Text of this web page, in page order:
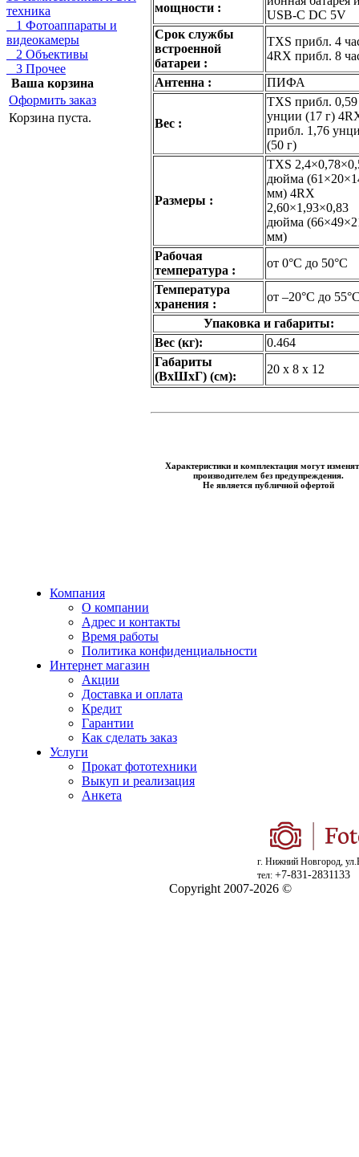
техника
1 Фотоаппараты и
видеокамеры
2 Объективы
3 Прочее
Ваша корзина
Оформить заказ
Корзина пуста.
мощности :
USB-C DC 5V
Срок службы
встроенной
батареи :
TXS прибл. 4
4RX прибл. 8
Антенна :
ПИФА
Вес :
TXS прибл. 0,59
унции (17 г)
прибл. 1,76
(50 г)
Размеры :
TXS
дюйма
мм) 4RX
2,60×1,93×0,83
дюйма
мм)
Рабочая
температура :
от 0°C до 50°C
Температура
хранения :
от –20°C до
Упаковка и габариты:
Вес (кг):
0.464
Габариты
(ВxШxГ) (см):
20 x 8 x 12
Характеристики и комплектация могут
производителем без предупреждения.
Не является публичной офертой
Компания
О компании
Адрес и контакты
Время работы
Политика конфиденциальности
Интернет магазин
Акции
Доставка и оплата
Кредит
Гарантии
Как сделать заказ
Услуги
Прокат фототехники
Выкуп и реализация
Анкета
г. Нижний Новгород,
тел: +7-831-2831133
Copyright 2007-2026 ©